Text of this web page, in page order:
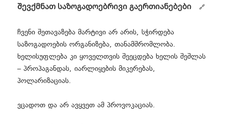
შევქმნათ საზოგადოებრივი გაერთიანებები
ჩვენი შეთავაზება მარტივი არ არის, სჭირდება
საზოგადოების ორგანიზება, თანამშრომლობა.
ხელისუფლება კი ყოველთვის შეეცდება ხელის შეშლას
– პროპაგანდას, იარლიყების მიკერებას,
პოლარიზაციას.
ვცადოთ და არ ავყვეთ ამ პროვოკაციას.